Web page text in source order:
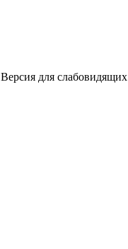
Версия для слабовидящих